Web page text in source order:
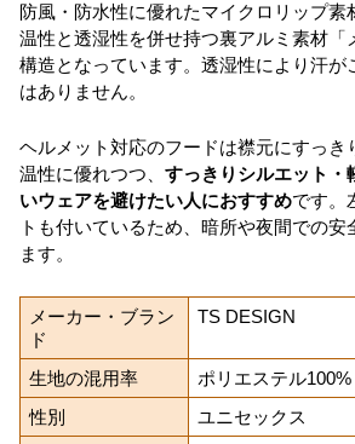
防風・防水性に優れたマイクロリップ素
温性と透湿性を併せ持つ裏アルミ素材「
構造となっています。透湿性により汗が
はありません。
ヘルメット対応のフードは襟元にすっき
温性に優れつつ、 すっきりシルエット・
いウェアを避けたい人におすすめです。
トも付いているため、暗所や夜間での安
ます。
メーカー・ブラン
ド
TS DESIGN
生地の混用率
ポリエステル100%
性別
ユニセックス